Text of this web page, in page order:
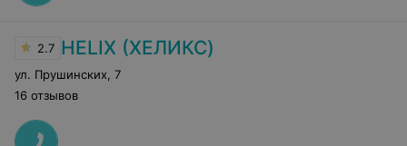
2.7 HELIX (ХЕЛИКС)
ул. Прушинских, 7
16 отзывов